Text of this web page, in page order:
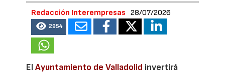
Redacción Interempresas 28/07/2026
2954
ElAyuntamiento de Valladolid invertirá